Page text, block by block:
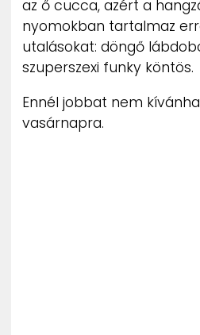
az ő cucca, azért a
nyomokban tartalmaz
utalásokat: döngő
szuperszexi funky köntös.
Ennél jobbat nem
vasárnapra.